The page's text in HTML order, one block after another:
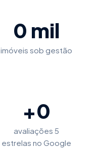
0 mil
imóveis sob gestão
+0
avaliações 5
estrelas no Google